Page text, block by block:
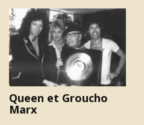
Queen et Groucho
Marx